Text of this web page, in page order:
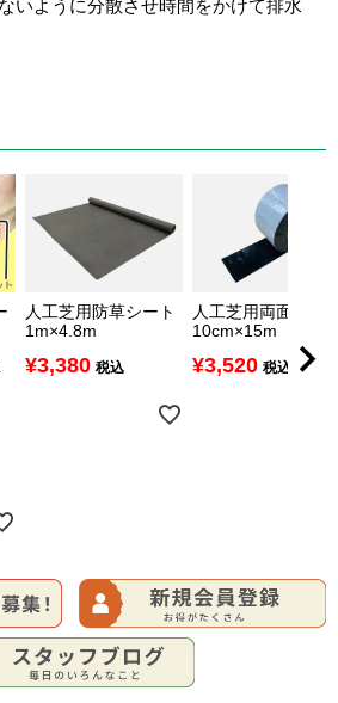
いように分散させ時間をかけて排水
人工芝用防草シート
1m×4.8m
¥3,380 税込
人工芝用両面テー
10cm×15m
¥3,520 税込